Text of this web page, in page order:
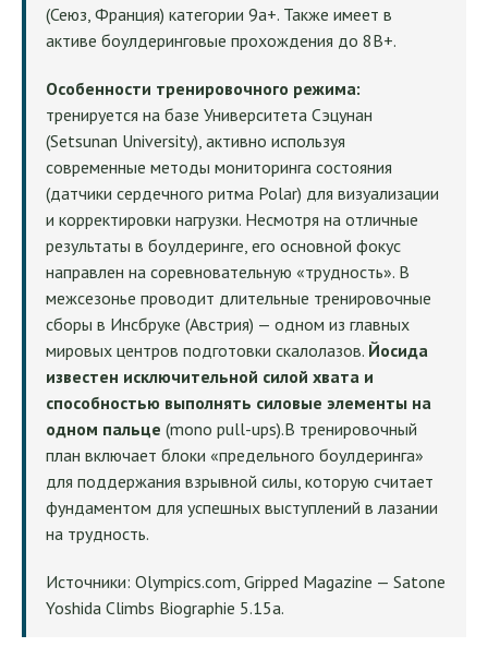
(Сеюз, Франция) категории 9a+. Также имеет в
активе боулдеринговые прохождения до 8B+.
Особенности тренировочного режима:
тренируется на базе Университета Сэцунан
(Setsunan University), активно используя
современные методы мониторинга состояния
(датчики сердечного ритма Polar) для визуализации
и корректировки нагрузки. Несмотря на отличные
результаты в боулдеринге, его основной фокус
направлен на соревновательную «трудность». В
межсезонье проводит длительные тренировочные
сборы в Инсбруке (Австрия) — одном из главных
мировых центров подготовки скалолазов. Йосида
известен исключительной силой хвата и
способностью выполнять силовые элементы на
одном пальце (mono pull-ups).В тренировочный
план включает блоки «предельного боулдеринга»
для поддержания взрывной силы, которую считает
фундаментом для успешных выступлений в лазании
на трудность.
Источники: Olympics.com, Gripped Magazine — Satone
Yoshida Climbs Biographie 5.15a.